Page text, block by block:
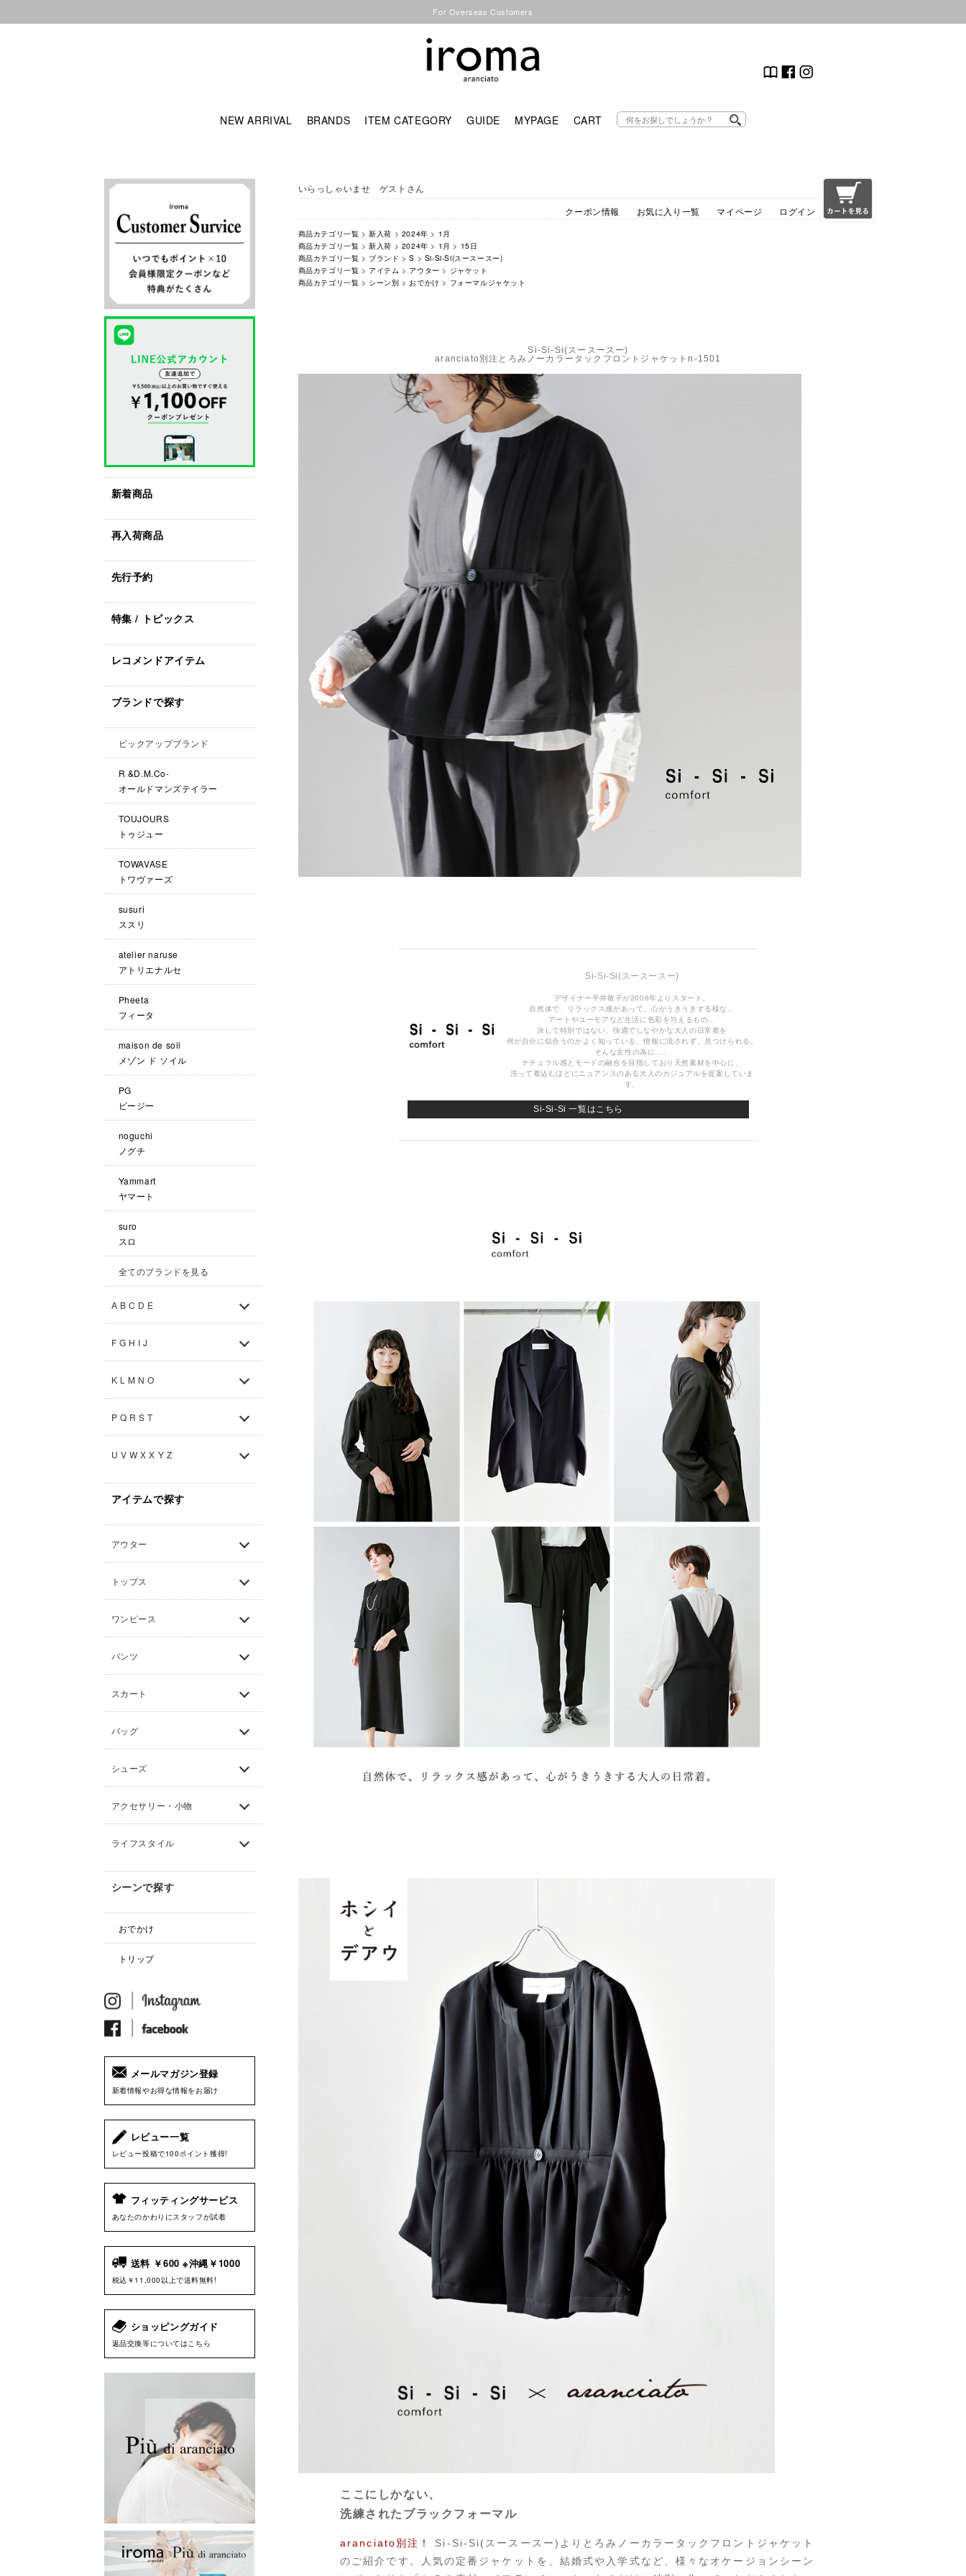
For Overseas Customers
NEW ARRIVAL BRANDS ITEM CATEGORY GUIDE MYPAGE CART
新着商品
再入荷商品
先行予約
特集 / トピックス
レコメンドアイテム
ブランドで探す
ピックアップブランド
R &D.M.Co-
オールドマンズテイラー
TOUJOURS
トゥジュー
TOWAVASE
トワヴァーズ
susuri
ススリ
atelier naruse
アトリエナルセ
Pheeta
フィータ
maison de soil
メゾン ド ソイル
PG
ピージー
noguchi
ノグチ
Yammart
ヤマート
suro
スロ
全てのブランドを見る
A B C D E
F G H I J
K L M N O
P Q R S T
U V W X X Y Z
アイテムで探す
アウター
トップス
ワンピース
パンツ
スカート
バッグ
シューズ
アクセサリー・小物
ライフスタイル
シーンで探す
おでかけ
トリップ
メールマガジン登録
新着情報やお得な情報をお届け
レビュー一覧
レビュー投稿で100ポイント獲得!
フィッティングサービス
あなたのかわりにスタッフが試着
送料 ￥600 ※沖縄￥1000
税込￥11,000以上で送料無料!
ショッピングガイド
返品交換等についてはこちら
いらっしゃいませ ゲストさん
クーポン情報
お気に入り一覧 マイページ ログイン
商品カテゴリ一覧 >新入荷 > 2024年 > 1月
商品カテゴリ一覧 >新入荷 > 2024年 > 1月 > 15日
商品カテゴリ一覧 > ブランド >S > Si-Si-Si(スースースー)
商品カテゴリ一覧 > アイテム > アウター > ジャケット
商品カテゴリ一覧 > シーン別 >おでかけ > フォーマルジャケット
Si-Si-Si(スースースー)
aranciato別注とろみノーカラータックフロントジャケットn-1501
Si-Si-Si(スースースー)
デザイナー平井敬子が2006年よりスタート。
自然体で、リラックス感があって、心がうきうきする様な…
アートやユーモアなど生活に色彩を与えるもの…
決して特別ではない、快適でしなやかな大人の日常着を
何が自分に似合うのかよく知っている、情報に流されず、見つけられる。
そんな女性の為に…。
ナチュラル感とモードの融合を目指しており天然素材を中心に、
洗って着込むほどにニュアンスのある大人のカジュアルを提案していま
す。
Si-Si-Si 一覧はこちら
ここにしかない、
洗練されたブラックフォーマル
aranciato別注！
Si-Si-Si(スースースー)よりとろみノーカラータックフロントジャケット
のご紹介です。人気の定番ジャケットを、結婚式や入学式など、様々なオケージョンシーン